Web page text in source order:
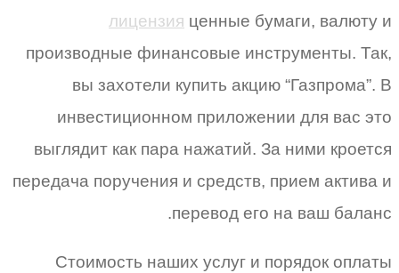
лицензия ценные бумаги, валюту и
производные финансовые инструменты. Так,
вы захотели купить акцию “Газпрома”. В
инвестиционном приложении для вас это
выглядит как пара нажатий. За ними кроется
передача поручения и средств, прием актива и
перевод его на ваш баланс.
Стоимость наших услуг и порядок оплаты